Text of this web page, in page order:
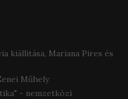
kiállítása, Mariana Pires és
Műhely
- nemzetközi